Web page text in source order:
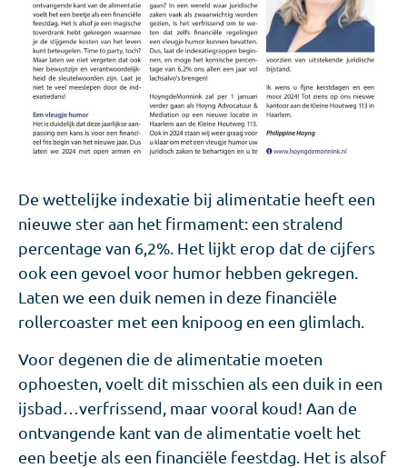
De wettelijke indexatie bij alimentatie heeft een
nieuwe ster aan het firmament: een stralend
percentage van 6,2%. Het lijkt erop dat de cijfers
ook een gevoel voor humor hebben gekregen.
Laten we een duik nemen in deze financiële
rollercoaster met een knipoog en een glimlach.
Voor degenen die de alimentatie moeten
ophoesten, voelt dit misschien als een duik in een
ijsbad…verfrissend, maar vooral koud! Aan de
ontvangende kant van de alimentatie voelt het
een beetje als een financiële feestdag. Het is alsof